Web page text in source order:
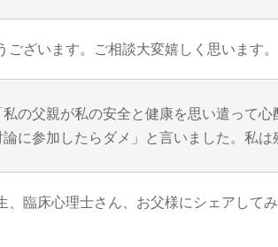
ございます。ご相談大変嬉しく思います。
の父親が私の安全と健康を思い遣って心
に参加したらダメ」と言いました。私は
、臨床心理士さん、お父様にシェアして